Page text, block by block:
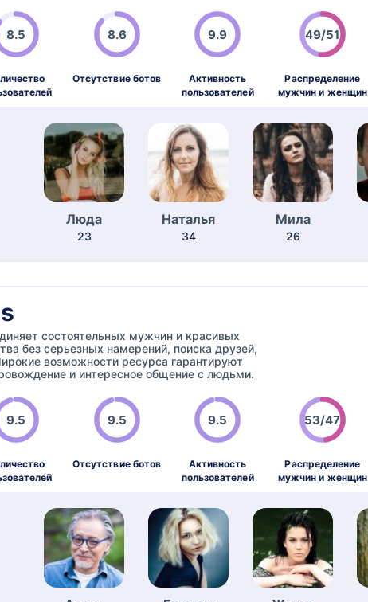
8.5 8.6
Отсутствие ботов
9.9
Активность
пользователей
49/51
Распределение
мужчин и женщин
Люда
23
Наталья
34
Мила
26
состоятельных мужчин и красивых
без серьезных намерений, поиска друзей,
возможности ресурса гарантируют
и интересное общение с людьми.
9.5 9.5
Отсутствие ботов
9.5
Активность
пользователей
53/47
Распределение
мужчин и женщин